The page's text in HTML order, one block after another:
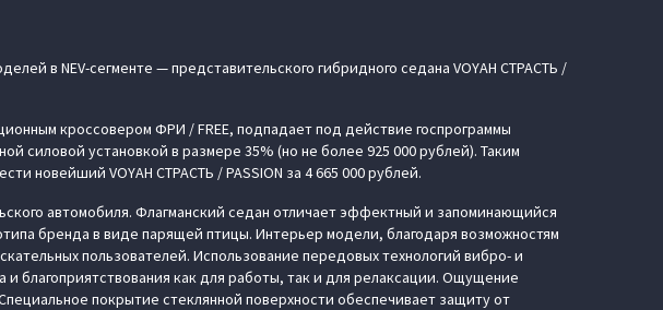
в NEV-сегменте — представительского гибридного седана VOYAH СТРАСТЬ /
кроссовером ФРИ / FREE, подпадает под действие госпрограммы
силовой установкой в размере 35% (но не более 925 000 рублей). Таким
новейший VOYAH СТРАСТЬ / PASSION за 4 665 000 рублей.
автомобиля. Флагманский седан отличает эффектный и запоминающийся
бренда в виде парящей птицы. Интерьер модели, благодаря возможностям
пользователей. Использование передовых технологий вибро- и
благоприятствования как для работы, так и для релаксации. Ощущение
покрытие стеклянной поверхности обеспечивает защиту от